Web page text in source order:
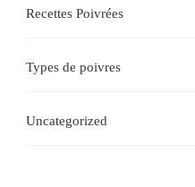
Recettes Poivrées
Types de poivres
Uncategorized